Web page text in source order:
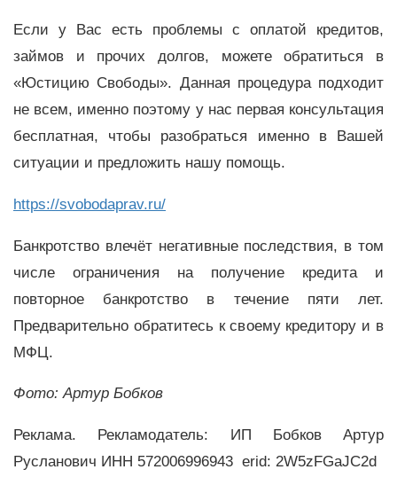
Если у Вас есть проблемы с оплатой кредитов,
займов и прочих долгов, можете обратиться в
«Юстицию Свободы». Данная процедура подходит
не всем, именно поэтому у нас первая консультация
бесплатная, чтобы разобраться именно в Вашей
ситуации и предложить нашу помощь.
https://svobodaprav.ru/
Банкротство влечёт негативные последствия, в том
числе ограничения на получение кредита и
повторное банкротство в течение пяти лет.
Предварительно обратитесь к своему кредитору и в
МФЦ.
Фото: Артур Бобков
Реклама. Рекламодатель: ИП Бобков Артур
Русланович ИНН 572006996943 erid: 2W5zFGaJC2d